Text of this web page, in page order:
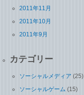
2011年11月
2011年10月
2011年9月
カテゴリー
ソーシャルメディア (25)
ソーシャルゲーム (15)